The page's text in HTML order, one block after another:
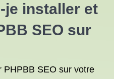
je installer et
SEO sur
PHPBB SEO sur votre